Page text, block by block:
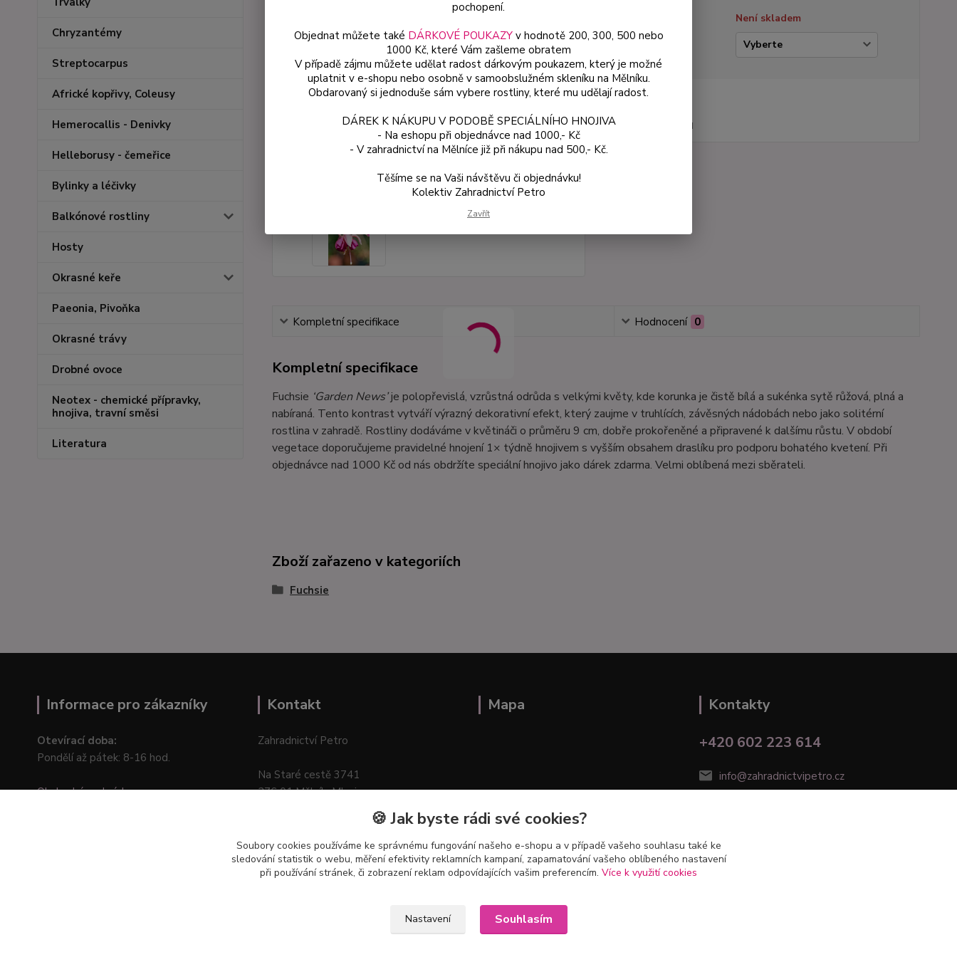
Chryzantémy
Streptocarpus
Africké kopřivy, Coleusy
Hemerocallis - Denivky
Helleborusy - čemeřice
Bylinky a léčivky
Balkónové rostliny
Hosty
Okrasné keře
Paeonia, Pivoňka
Okrasné trávy
Drobné ovoce
Neotex - chemické přípravky,
hnojiva, travní směsi
Literatura
Není skladem
cena od
bez DPH
Kompletní specifikace Hodnocení 0
Kompletní specifikace
Fuchsie ‘Garden News’je polopřevislá, vzrůstná odrůda s velkými květy, kde korunka je čistě bílá a sukénka sytě růžová, plná a
nabíraná. Tento kontrast vytváří výrazný dekorativní efekt, který zaujme v truhlících, závěsných nádobách nebo jako solitérní
rostlina v zahradě. Rostliny dodáváme v květináči o průměru 9 cm, dobře prokořeněné a připravené k dalšímu růstu. V období
vegetace doporučujeme pravidelné hnojení 1× týdně hnojivem s vyšším obsahem draslíku pro podporu bohatého kvetení. Při
objednávce nad 1000 Kč od nás obdržíte speciální hnojivo jako dárek zdarma. Velmi oblíbená mezi sběrateli.
Zboží zařazeno v kategoriích
Fuchsie
Informace pro zákazníky
Otevírací doba:
Pondělí až pátek: 8-16 hod.
Obchodní podmínky
Kontakt
Zahradnictví Petro
Na Staré cestě 3741
276 01 Mělník–Mlazice
Mapa
Kontakty
+420 602 223 614
info@zahradnictvipetro.cz
pochopení.
Objednat můžete také DÁRKOVÉ POUKAZYv hodnotě 200, 300, 500 nebo
1000 Kč, které Vám zašleme obratem
V případě zájmu můžete udělat radost dárkovým poukazem, který je možné
uplatnit v e-shopu nebo osobně v samoobslužném skleníku na Mělníku.
Obdarovaný si jednoduše sám vybere rostliny, které mu udělají radost.
DÁREK K NÁKUPU V PODOBĚ SPECIÁLNÍHO HNOJIVA
- Na eshopu při objednávce nad 1000,- Kč
- V zahradnictví na Mělníce již při nákupu nad 500,- Kč.
Těšíme se na Vaši návštěvu či objednávku!
Kolektiv Zahradnictví Petro
Zavřít
🍪 Jak byste rádi své cookies?
Soubory cookies používáme ke správnému fungování našeho e-shopu a v případě vašeho souhlasu také ke
sledování statistik o webu, měření efektivity reklamních kampaní, zapamatování vašeho oblíbeného nastavení
při používání stránek, či zobrazení reklam odpovídajících vašim preferencím. Více k využití cookies
Nastavení Souhlasím